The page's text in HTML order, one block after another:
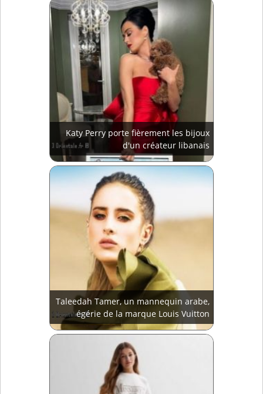
Katy Perry porte fièrement les bijoux
d'un créateur libanais
Taleedah Tamer, un mannequin arabe,
égérie de la marque Louis Vuitton